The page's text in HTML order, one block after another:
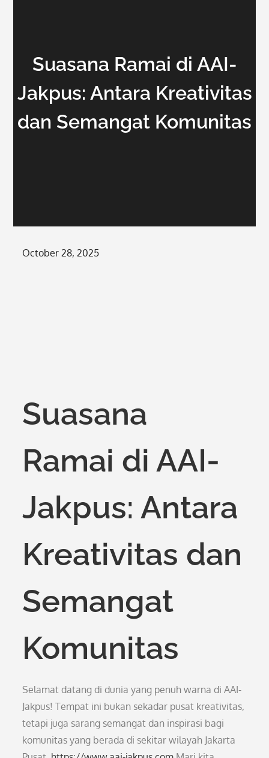
Suasana Ramai di AAI-
Jakpus: Antara Kreativitas
dan Semangat Komunitas
Posted
October 28, 2025
Suasana
Ramai di AAI-
Jakpus: Antara
Kreativitas dan
Semangat
Komunitas
Selamat datang di dunia yang penuh warna di AAI-
Jakpus! Tempat ini bukan sekadar pusat kreativitas,
tetapi juga sarang semangat dan inspirasi bagi
komunitas yang berada di sekitar wilayah Jakarta